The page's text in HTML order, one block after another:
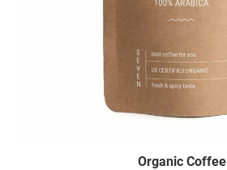
Organic Coffee